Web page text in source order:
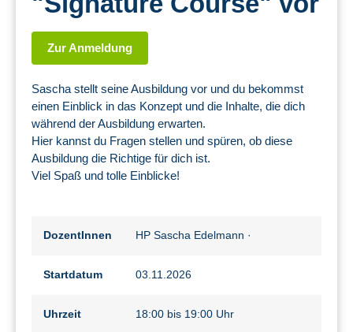
Zur Anmeldung
Sascha stellt seine Ausbildung vor und du bekommst
einen Einblick in das Konzept und die Inhalte, die dich
während der Ausbildung erwarten.
Hier kannst du Fragen stellen und spüren, ob diese
Ausbildung die Richtige für dich ist.
Viel Spaß und tolle Einblicke!
DozentInnen HP Sascha Edelmann ·
Startdatum 03.11.2026
Uhrzeit 18:00 bis 19:00 Uhr